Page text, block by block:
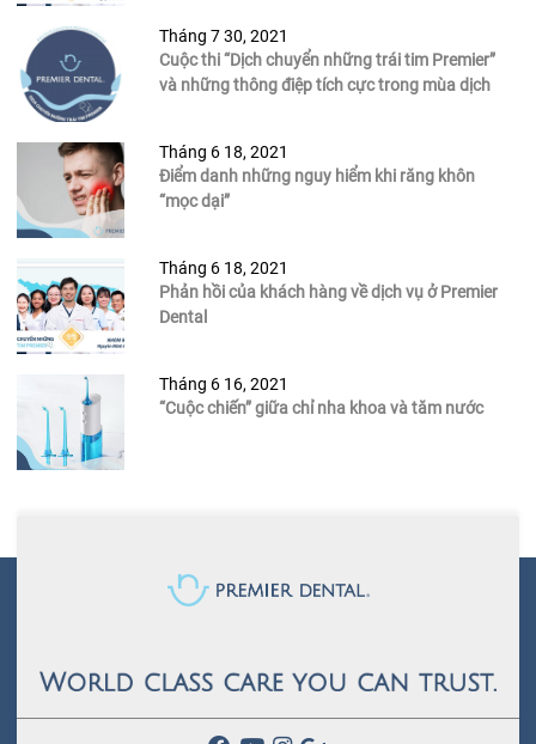
Tháng 7 30, 2021
Cuộc thi “Dịch chuyển những trái tim Premier”
và những thông điệp tích cực trong mùa dịch
Tháng 6 18, 2021
Điểm danh những nguy hiểm khi răng khôn
“mọc dại”
Tháng 6 18, 2021
Phản hồi của khách hàng về dịch vụ ở Premier
Dental
Tháng 6 16, 2021
“Cuộc chiến” giữa chỉ nha khoa và tăm nước